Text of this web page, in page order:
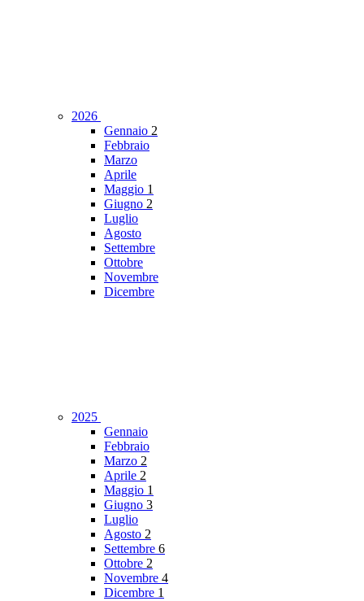
2026
Gennaio 2
Febbraio
Marzo
Aprile
Maggio 1
Giugno 2
Luglio
Agosto
Settembre
Ottobre
Novembre
Dicembre
2025
Gennaio
Febbraio
Marzo 2
Aprile 2
Maggio 1
Giugno 3
Luglio
Agosto 2
Settembre 6
Ottobre 2
Novembre 4
Dicembre 1